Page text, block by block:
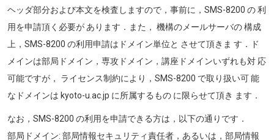
ヘッダ部分および本文を検査しますので，事前に，SMS-8200 の 利
用を申請頂く必要が あります．また， 機構のメールサーバの 構成
上，SMS-8200 の利用申請はドメイン単位と させて頂きま す．ド
メインは部局ドメイン，専攻ドメイン，講座ドメインいずれも対 応
可能ですが， ライセンス制約により，SMS-8200 で取り扱い可 能
なドメインは kyoto-u.ac.jp に所属するもの に限らせて頂き ます．
なお，SMS-8200 の利用を申請できる方は，以下の通りです．
部局ドメイン: 部局情報セキュリティ責任者，あるいは，部局情報